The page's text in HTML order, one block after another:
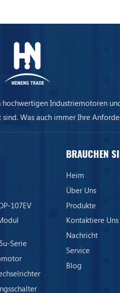
hochwertigen Industriemotoren
Was auch immer Ihre
dass Ihr Unternehmen immer am
107EV
Serie
BRAUCHEN
Heim
Über Uns
Produkte
Kontaktiere Uns
Nachricht
Service
Blog